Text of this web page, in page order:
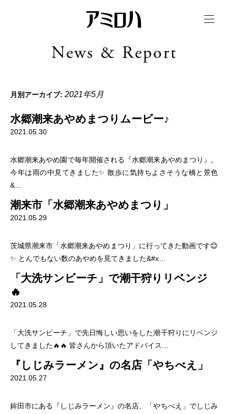
t
News & Report
月別アーカイブ: 2021年5月
水郷潮来あやめまつりムービー♪
2021.05.30
水郷潮来あやめ園で毎年開催される『水郷潮来あやめまつり』。
今年は雨の中見てきました✨ 散歩に気持ちよさそうな橋と景色
&…
潮来市「水郷潮来あやめまつり」
2021.05.29
茨城県潮来市「水郷潮来あやめまつり」に行ってきた動画です😊
✨ とんでもない数のあやめを見てきました&#x…
「大洗サンビーチ」で潮干狩りリベンジ
🔥
2021.05.28
「大洗サンビーチ」で先日悔しい思いをした潮干狩りにリベンジ
してきました🔥🔥 皆さんから頂いたアドバイス…
『しじみラーメン』の名店「やちべえ」
2021.05.27
鉾田市にある『しじみラーメン』の名店、「やちべえ」でしじみ